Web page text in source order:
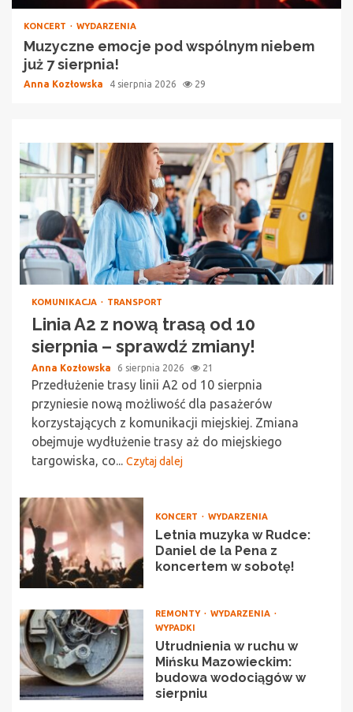
KONCERT WYDARZENIA
Muzyczne emocje pod wspólnym niebem
już 7 sierpnia!
Anna Kozłowska 4 sierpnia 2026 29
KOMUNIKACJA TRANSPORT
Linia A2 z nową trasą od 10
sierpnia – sprawdź zmiany!
Anna Kozłowska 6 sierpnia 2026 21
Przedłużenie trasy linii A2 od 10 sierpnia
przyniesie nową możliwość dla pasażerów
korzystających z komunikacji miejskiej. Zmiana
obejmuje wydłużenie trasy aż do miejskiego
targowiska, co... Czytaj dalej
KONCERT WYDARZENIA
Letnia muzyka w Rudce:
Daniel de la Pena z
koncertem w sobotę!
REMONTY
WYDARZENIA
WYPADKI
Utrudnienia w ruchu w
Mińsku Mazowieckim:
budowa wodociągów w
sierpniu